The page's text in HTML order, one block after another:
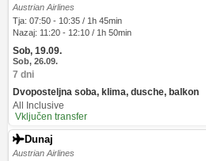
Austrian Airlines
Tja: 07:50 - 10:35 / 1h 45min
Nazaj: 11:20 - 12:10 / 1h 50min
Sob, 19.09.
Sob, 26.09.
7 dni
Dvoposteljna soba, klima, dusche, balkon
All Inclusive
Vključen transfer
Dunaj
Austrian Airlines